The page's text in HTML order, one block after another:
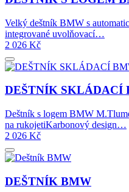
Velký deštník BMW s
integrované uvolňovací…
2 026 Kč
DEŠTNÍK SKLÁDACÍ
Deštník s logem BMW
na rukojetiKarbonový design…
2 026 Kč
DEŠTNÍK BMW